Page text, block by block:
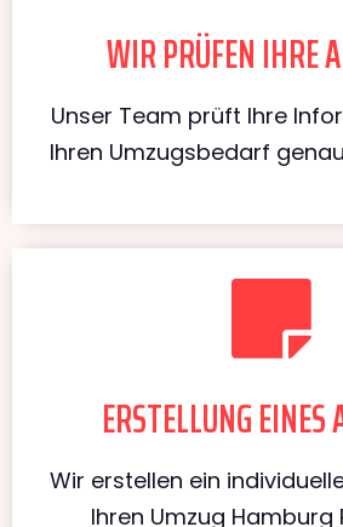
WIR PRÜFEN IHRE
Unser Team prüft Ihre
Ihren Umzugsbedarf
ERSTELLUNG EINES
Wir erstellen ein
Ihren Umzug Hamburg